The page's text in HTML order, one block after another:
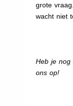
grote
wacht niet
Heb je nog
ons op!